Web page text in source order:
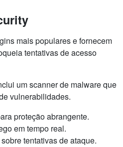
mais populares e fornecem
tentativas de acesso
um scanner de malware que
vulnerabilidades.
proteção abrangente.
em tempo real.
tentativas de ataque.